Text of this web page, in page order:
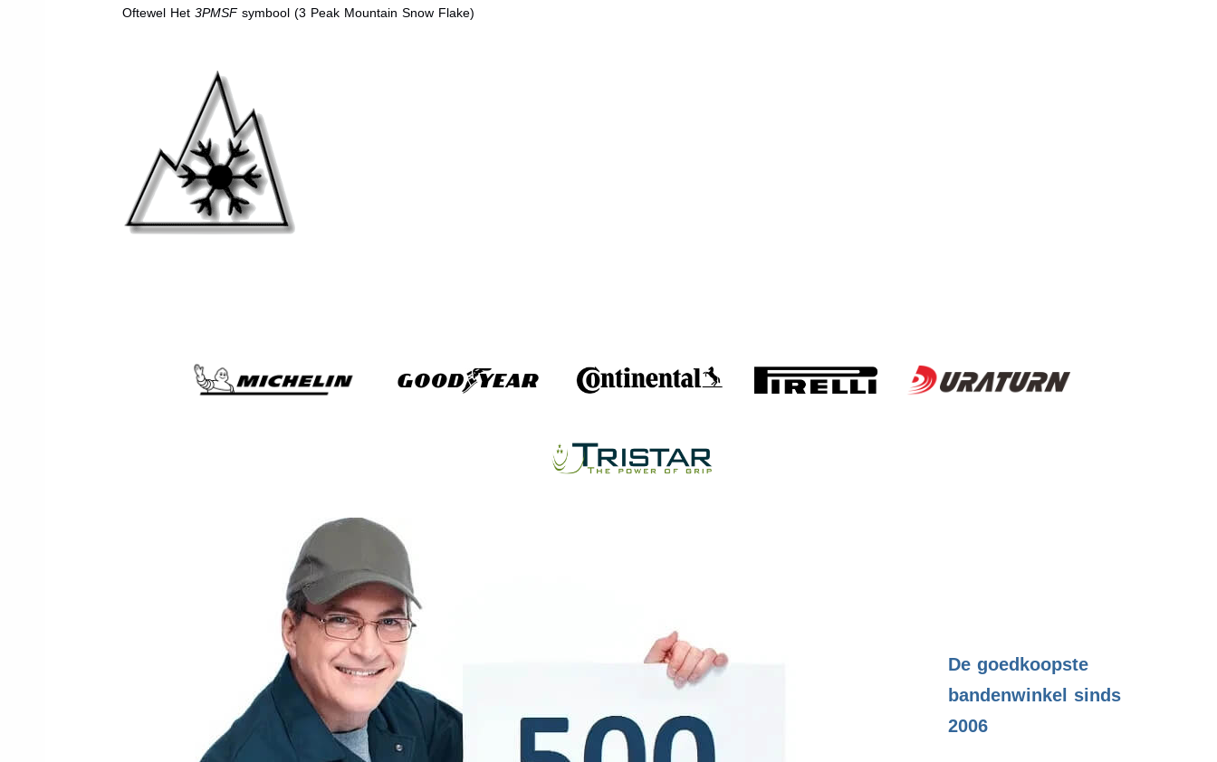
Oftewel Het3PMSFsymbool (3 Peak Mountain Snow Flake)
De goedkoopste
bandenwinkel sinds
2006